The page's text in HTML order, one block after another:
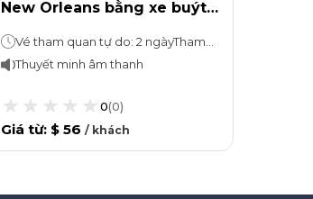
New Orleans bằng xe buýt
khám phá khu Garden
District.
Thuyết minh âm thanh
0(0)
Giá từ: $ 56 / khách